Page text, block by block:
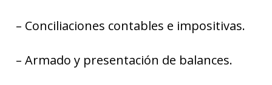
– Conciliaciones contables e impositivas.
– Armado y presentación de balances.